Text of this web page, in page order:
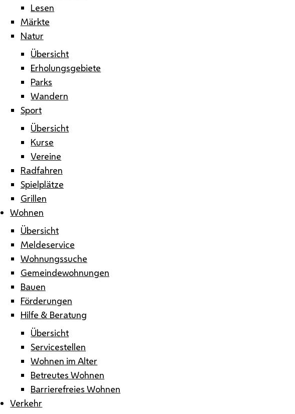
Lesen
Märkte
Natur
Übersicht
Erholungsgebiete
Parks
Wandern
Sport
Übersicht
Kurse
Vereine
Radfahren
Spielplätze
Grillen
Wohnen
Übersicht
Meldeservice
Wohnungssuche
Gemeindewohnungen
Bauen
Förderungen
Hilfe & Beratung
Übersicht
Servicestellen
Wohnen im Alter
Betreutes Wohnen
Barrierefreies Wohnen
Verkehr